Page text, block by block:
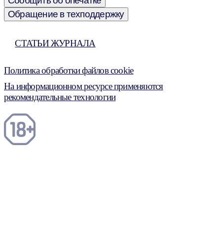
Обращение в техподдержку
СТАТЬИ ЖУРНАЛА
Политика обработки файлов cookie
На информационном ресурсе применяются
рекомендательные технологии